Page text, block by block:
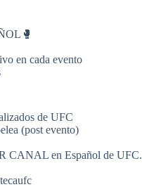
en cada evento
de UFC
(post evento)
CANAL en Español de UFC.